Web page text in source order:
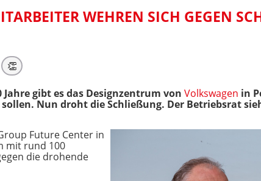
WEHREN SICH GEGEN
👏
Jahre gibt es das Designzentrum von Volkswagen in
Nun droht die Schließung. Der Betriebsrat
Future Center in
mit rund 100
die drohende